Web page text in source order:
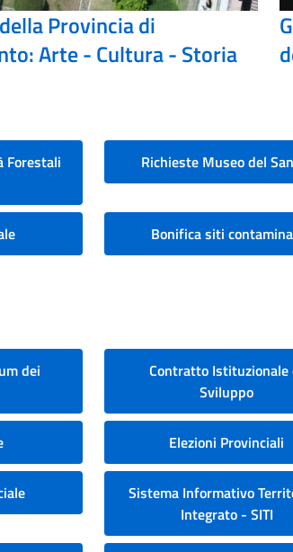
Provincia di
Arte - Cultura - Storia
Forestali
Richieste Museo del
Bonifica siti
dei
Contratto Istituzionale
Sviluppo
Elezioni Provinciali
Sistema Informativo
Integrato - SITI